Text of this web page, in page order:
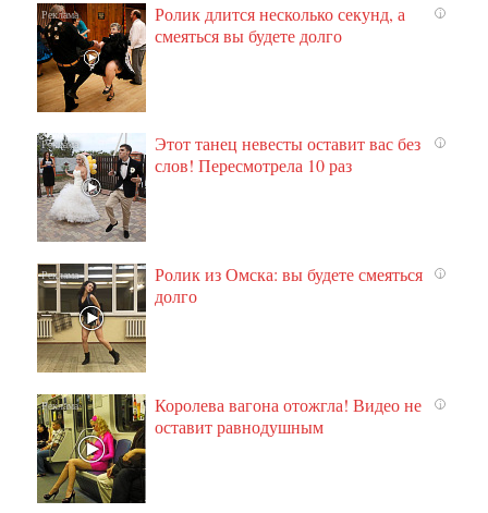
i
Ролик длится несколько секунд, а
смеяться вы будете долго
i
Этот танец невесты оставит вас без
слов! Пересмотрела 10 раз
i
Ролик из Омска: вы будете смеяться
долго
i
Королева вагона отожгла! Видео не
оставит равнодушным